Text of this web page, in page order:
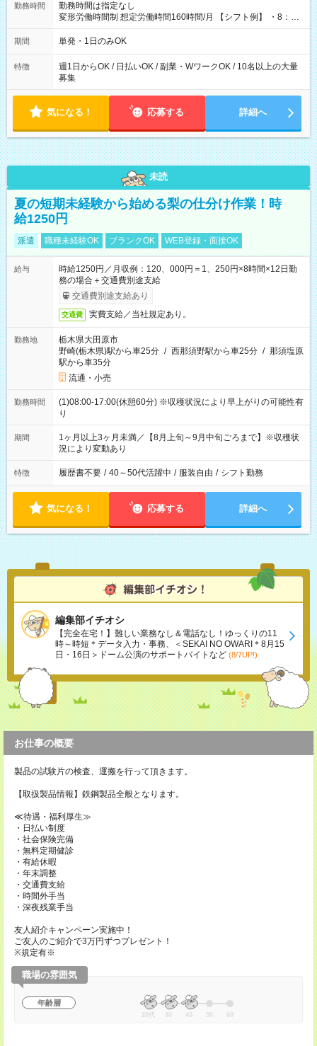
勤務時間
勤務時間は指定なし
変形労働時間制 想定労働時間160時間/月 【シフト例】 ・8：00
～21：00
期間 単発・1日のみOK
特徴
週1日からOK / 日払いOK / 副業・WワークOK / 10名以上の大量
募集
気になる！ 応募する 詳細へ
未読
夏の短期未経験から始める梨の仕分け作業！時
給1250円
派遣 職種未経験OK ブランクOK WEB登録・面接OK
給与
時給1250円／月収例：120、000円＝1、250円×8時間×12日勤
務の場合＋交通費別途支給
交通費別途支給あり
交通費 実費支給／当社規定あり。
勤務地
栃木県大田原市
野崎(栃木県)駅から車25分 / 西那須野駅から車25分 / 那須塩原
駅から車35分
流通・小売
勤務時間
(1)08:00-17:00(休憩60分) ※収穫状況により早上がりの可能性有
り
期間
1ヶ月以上3ヶ月未満／【8月上旬～9月中旬ごろまで】※収穫状
況により変動あり
特徴 履歴書不要 / 40～50代活躍中 / 服装自由 / シフト勤務
気になる！ 応募する 詳細へ
編集部イチオシ
【完全在宅！】難しい業務なし＆電話なし！ゆっくりの11
時～時短＊データ入力・事務、＜SEKAI NO OWARI＊8月15
日・16日＞ドーム公演のサポートバイトなど (8/7UP!)
お仕事の概要
製品の試験片の検査、運搬を行って頂きます。
【取扱製品情報】鉄鋼製品全般となります。
≪待遇・福利厚生≫
・日払い制度
・社会保険完備
・無料定期健診
・有給休暇
・年末調整
・交通費支給
・時間外手当
・深夜残業手当
友人紹介キャンペーン実施中！
ご友人のご紹介で3万円ずつプレゼント！
※規定有※
職場の雰囲気
年齢層
20代 30 40 50 60